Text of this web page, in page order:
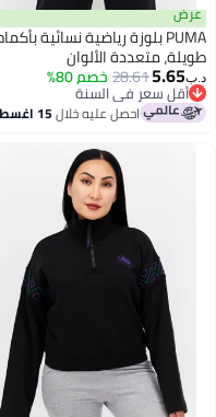
PUMA بلوزة رياضية نسائية بأكمام
متعددة الألوان
28.61خصم 80%
سعر في السنة
سعر في السنة
احصل عليه خلال15 اغسطس